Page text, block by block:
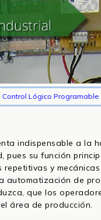
Protocolos
indispensable a la
su función
y
automatización de
que los
área de producción.